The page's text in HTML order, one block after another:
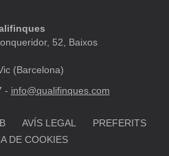
52, Baixos
(Barcelona)
- info@qualifinques.com
AVÍS LEGAL
PREFERITS
DE COOKIES